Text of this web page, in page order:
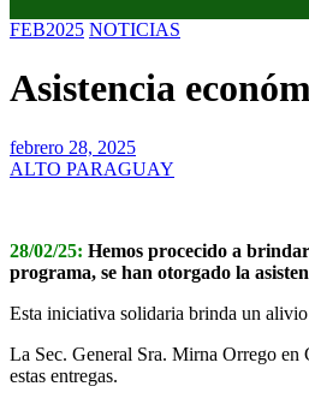
FEB2025 NOTICIAS
Asistencia
febrero 28, 2025
ALTO PARAGUAY
28/02/25: Hemos procecido a
programa, se han otorgado la
Esta iniciativa solidaria brinda un
La Sec. General Sra. Mirna Orrego en
estas entregas.